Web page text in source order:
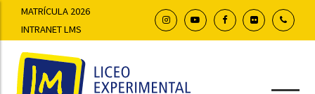
MATRÍCULA 2026
INTRANET LMS